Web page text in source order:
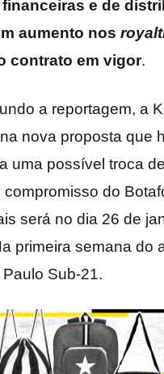
e de
aumento nos
contrato em vigor.
a reportagem, a
nova proposta que
uma possível troca
compromisso do
será no dia 26 de
primeira semana do
Sub-21.